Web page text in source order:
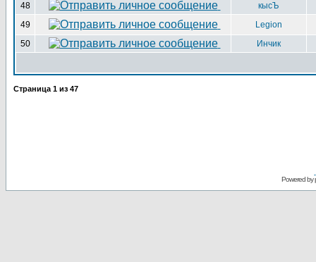
48
кысЪ
49
Legion
50
Инчик
Страница 1 из 47
Powered by